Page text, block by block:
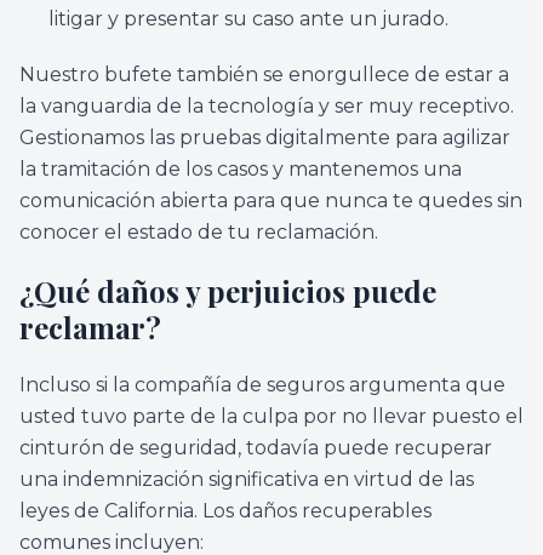
litigar y presentar su caso ante un jurado.
Nuestro bufete también se enorgullece de estar a
la vanguardia de la tecnología y ser muy receptivo.
Gestionamos las pruebas digitalmente para agilizar
la tramitación de los casos y mantenemos una
comunicación abierta para que nunca te quedes sin
conocer el estado de tu reclamación.
¿Qué daños y perjuicios puede
reclamar?
Incluso si la compañía de seguros argumenta que
usted tuvo parte de la culpa por no llevar puesto el
cinturón de seguridad, todavía puede recuperar
una indemnización significativa en virtud de las
leyes de California. Los daños recuperables
comunes incluyen: